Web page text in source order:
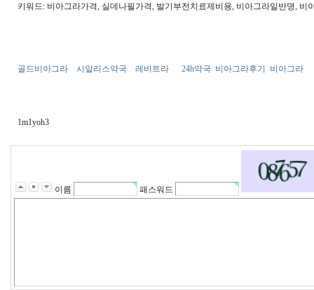
키워드: 비아그라가격, 실데나필가격, 발기부전치료제비용, 비아그라일반명, 비
골드비아그라 시알리스약국 레비트라 24h약국 비아그라후기 비아그라
1m1yoh3
이름 패스워드